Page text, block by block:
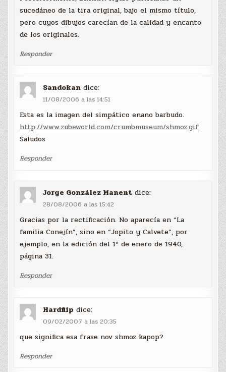
sucedáneo de la tira original, bajo el mismo título,
pero cuyos dibujos carecían de la calidad y encanto
de los originales.
Responder
Sandokan dice:
11/08/2006 a las 14:51
Esta es la imagen del simpático enano barbudo.
http://www.zubeworld.com/crumbmuseum/shmoz.gif
Saludos
Responder
Jorge González Manent dice:
28/08/2006 a las 15:42
Gracias por la rectificación. No aparecía en “La
familia Conejín”, sino en “Jopito y Calvete”, por
ejemplo, en la edición del 1º de enero de 1940,
página 31.
Responder
Hardflip dice:
09/02/2007 a las 20:35
que significa esa frase nov shmoz kapop?
Responder